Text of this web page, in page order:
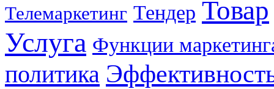
Телемаркетинг Тендер Товар
Услуга Функции
политика